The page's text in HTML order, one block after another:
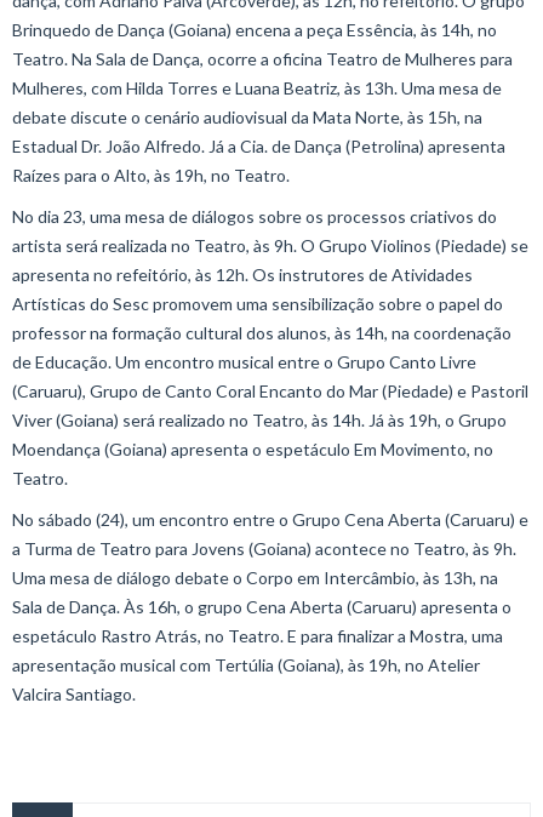
Brinquedo de Dança (Goiana) encena a peça Essência, às 14h, no
Teatro. Na Sala de Dança, ocorre a oficina Teatro de Mulheres para
Mulheres, com Hilda Torres e Luana Beatriz, às 13h. Uma mesa de
debate discute o cenário audiovisual da Mata Norte, às 15h, na
Estadual Dr. João Alfredo. Já a Cia. de Dança (Petrolina) apresenta
Raízes para o Alto, às 19h, no Teatro.
No dia 23, uma mesa de diálogos sobre os processos criativos do
artista será realizada no Teatro, às 9h. O Grupo Violinos (Piedade) se
apresenta no refeitório, às 12h. Os instrutores de Atividades
Artísticas do Sesc promovem uma sensibilização sobre o papel do
professor na formação cultural dos alunos, às 14h, na coordenação
de Educação. Um encontro musical entre o Grupo Canto Livre
(Caruaru), Grupo de Canto Coral Encanto do Mar (Piedade) e Pastoril
Viver (Goiana) será realizado no Teatro, às 14h. Já às 19h, o Grupo
Moendança (Goiana) apresenta o espetáculo Em Movimento, no
Teatro.
No sábado (24), um encontro entre o Grupo Cena Aberta (Caruaru) e
a Turma de Teatro para Jovens (Goiana) acontece no Teatro, às 9h.
Uma mesa de diálogo debate o Corpo em Intercâmbio, às 13h, na
Sala de Dança. Às 16h, o grupo Cena Aberta (Caruaru) apresenta o
espetáculo Rastro Atrás, no Teatro. E para finalizar a Mostra, uma
apresentação musical com Tertúlia (Goiana), às 19h, no Atelier
Valcira Santiago.